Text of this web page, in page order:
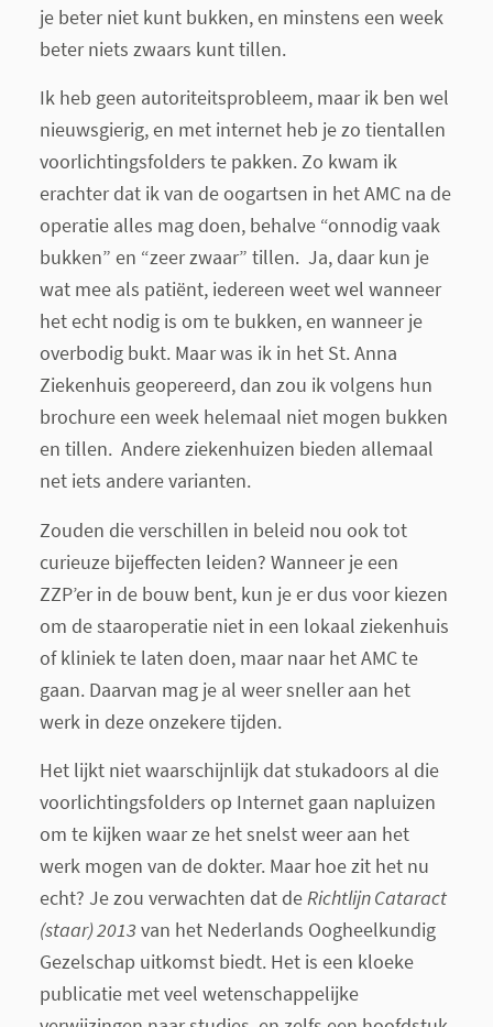
je beter niet kunt bukken, en minstens een week
beter niets zwaars kunt tillen.
Ik heb geen autoriteitsprobleem, maar ik ben wel
nieuwsgierig, en met internet heb je zo tientallen
voorlichtingsfolders te pakken. Zo kwam ik
erachter dat ik van de oogartsen in het AMC na de
operatie alles mag doen, behalve “onnodig vaak
bukken” en “zeer zwaar” tillen. Ja, daar kun je
wat mee als patiënt, iedereen weet wel wanneer
het echt nodig is om te bukken, en wanneer je
overbodig bukt. Maar was ik in het St. Anna
Ziekenhuis geopereerd, dan zou ik volgens hun
brochure een week helemaal niet mogen bukken
en tillen. Andere ziekenhuizen bieden allemaal
net iets andere varianten.
Zouden die verschillen in beleid nou ook tot
curieuze bijeffecten leiden? Wanneer je een
ZZP’er in de bouw bent, kun je er dus voor kiezen
om de staaroperatie niet in een lokaal ziekenhuis
of kliniek te laten doen, maar naar het AMC te
gaan. Daarvan mag je al weer sneller aan het
werk in deze onzekere tijden.
Het lijkt niet waarschijnlijk dat stukadoors al die
voorlichtingsfolders op Internet gaan napluizen
om te kijken waar ze het snelst weer aan het
werk mogen van de dokter. Maar hoe zit het nu
echt? Je zou verwachten dat deRichtlijn Cataract
(staar) 2013van het Nederlands Oogheelkundig
Gezelschap uitkomst biedt. Het is een kloeke
publicatie met veel wetenschappelijke